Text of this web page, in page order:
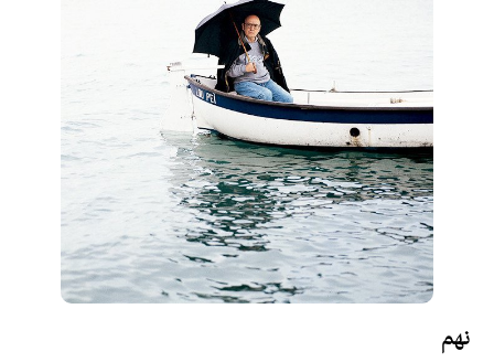
نهم